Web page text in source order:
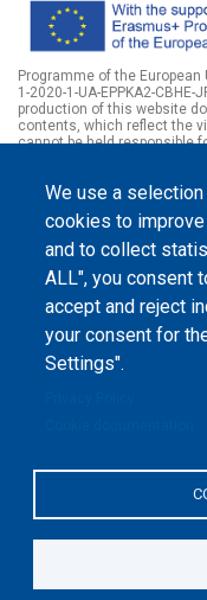
We use a
cookies to
and to collect
ALL", you consent
accept and reject
your consent for
Settings".
Programme of the European
1-2020-1-UA-EPPKA2-
production of this website
contents, which reflect the
cannot be held responsible